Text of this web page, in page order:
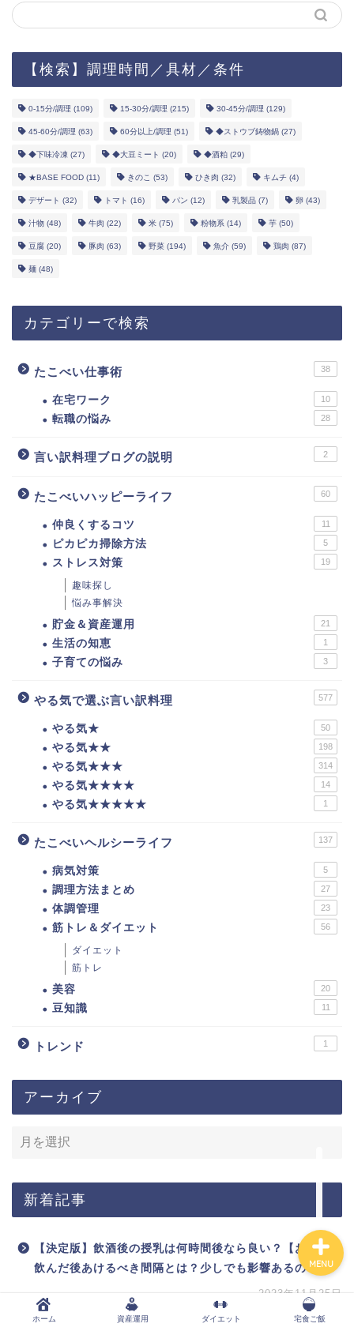
【検索】調理時間／具材／条件
0-15分/調理 (109) 15-30分/調理 (215) 30-45分/調理 (129)
45-60分/調理 (63) 60分以上/調理 (51) ◆ストウブ鋳物鍋 (27)
◆下味冷凍 (27) ◆大豆ミート (20) ◆酒粕 (29)
★BASE FOOD (11) きのこ (53) ひき肉 (32) キムチ (4)
デザート (32) トマト (16) パン (12) 乳製品 (7) 卵 (43)
汁物 (48) 牛肉 (22) 米 (75) 粉物系 (14) 芋 (50)
豆腐 (20) 豚肉 (63) 野菜 (194) 魚介 (59) 鶏肉 (87)
麺 (48)
カテゴリーで検索
たこべい仕事術 38
在宅ワーク 10
転職の悩み 28
言い訳料理ブログの説明 2
たこべいハッピーライフ 60
仲良くするコツ 11
ピカピカ掃除方法 5
ストレス対策 19
趣味探し
悩み事解決
貯金＆資産運用 21
生活の知恵 1
子育ての悩み 3
やる気で選ぶ言い訳料理 577
やる気★ 50
やる気★★ 198
やる気★★★ 314
やる気★★★★ 14
やる気★★★★★ 1
たこべいヘルシーライフ 137
病気対策 5
調理方法まとめ 27
体調管理 23
筋トレ＆ダイエット 56
ダイエット
筋トレ
美容 20
豆知識 11
トレンド 1
アーカイブ
新着記事
【決定版】飲酒後の授乳は何時間後なら良い？【お酒を
飲んだ後あけるべき間隔とは？少しでも影響あるの？】
2023年11月25日
【決定版】職場に潜むカバートアグレッションの対処法
ホーム 資産運用 ダイエット 宅食ご飯
MENU